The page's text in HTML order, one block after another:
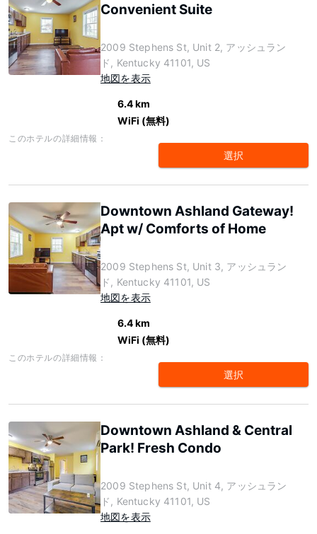
Convenient Suite
2009 Stephens St, Unit 2, アッシュラン
ド, Kentucky 41101, US
地図を表示
6.4 km
WiFi (無料)
このホテルの詳細情報：
選択
Downtown Ashland Gateway!
Apt w/ Comforts of Home
2009 Stephens St, Unit 3, アッシュラン
ド, Kentucky 41101, US
地図を表示
6.4 km
WiFi (無料)
このホテルの詳細情報：
選択
Downtown Ashland & Central
Park! Fresh Condo
2009 Stephens St, Unit 4, アッシュラン
ド, Kentucky 41101, US
地図を表示